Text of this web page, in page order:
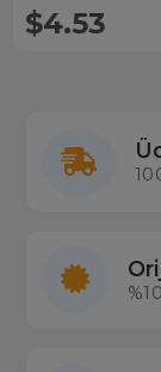
30 cm LED Bar
Beyaz)
$4.53